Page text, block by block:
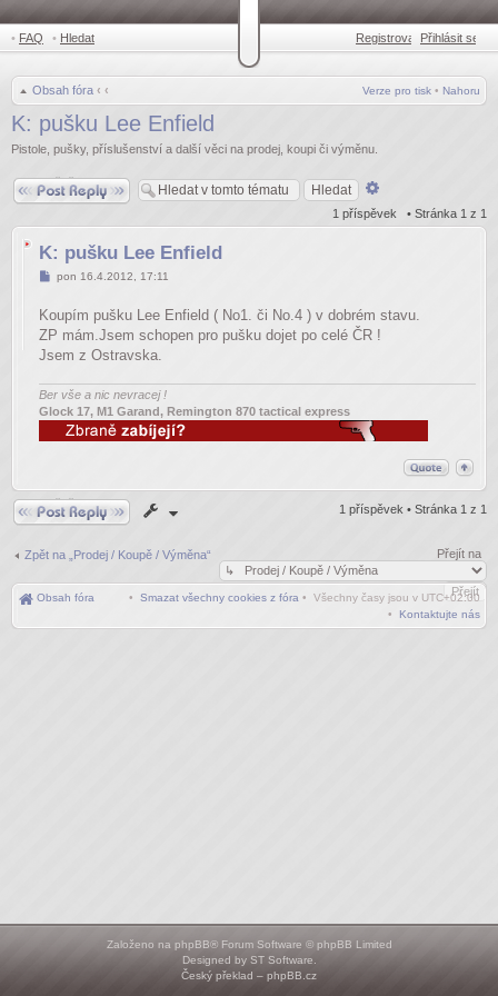
• FAQ • Hledat Registrovat •Přihlásit se
Obsah fóra ‹ ‹ Nahoru
Verze pro tisk •
K: pušku Lee Enfield
Pistole, pušky, příslušenství a další věci na prodej, koupi či výměnu.
Odpovědět
1 příspěvek • Stránka 1 z 1
K: pušku Lee Enfield
Příspěvek
pon 16.4.2012, 17:11
Koupím pušku Lee Enfield ( No1. či No.4 ) v dobrém stavu.
ZP mám.Jsem schopen pro pušku dojet po celé ČR !
Jsem z Ostravska.
Ber vše a nic nevracej !
Glock 17, M1 Garand, Remington 870 tactical express
Odpovědět 1 příspěvek • Stránka 1 z 1
Zpět na „Prodej / Koupě / Výměna“ Přejít na
Obsah fóra • Všechny časy jsou v UTC+02:00
• Smazat všechny cookies z fóra
• Kontaktujte nás
Založeno na phpBB® Forum Software © phpBB Limited
Designed by ST Software
Český překlad – phpBB.cz